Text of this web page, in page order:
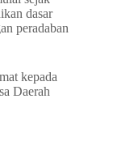
dasar
peradaban
kepada
Daerah